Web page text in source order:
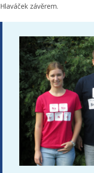
Hlaváček závěrem.